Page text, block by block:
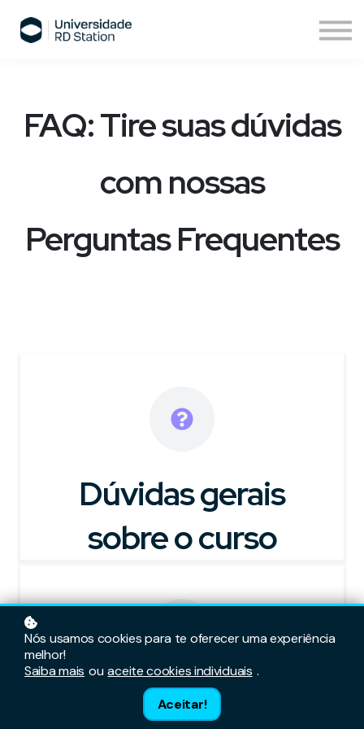
Assinatura de cursos
FAQ: Tire suas dúvidas
com nossas
Perguntas Frequentes
Dúvidas gerais
sobre o curso
Testes
Nós usamos cookies para te oferecer uma experiência
melhor!
Saiba mais ou aceite cookies individuais .
Aceitar!